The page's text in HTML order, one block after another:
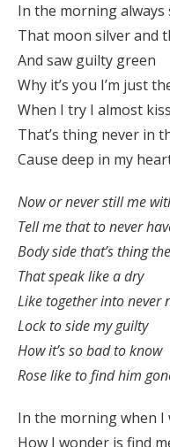
In the morning always
That moon silver and
And saw guilty green
Why it’s you I’m just
When I try I almost
That’s thing never in
Cause deep in my
Now or never still me
Tell me that to never
Body side that’s thing
That speak like a dry
Like together into never
Lock to side my guilty
How it’s so bad to know
Rose like to find him
In the morning when I
How I wonder is find